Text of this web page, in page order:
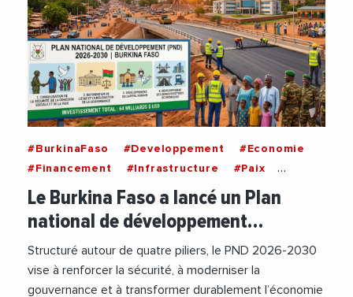
#BurkinaFaso #Developpement
#Economie
#Financement
#Infrastructure
#Paix
#Securite
#Social
Le Burkina Faso a lancé un Plan
national de développement…
Structuré autour de quatre piliers, le PND 2026-2030
vise à renforcer la sécurité, à moderniser la
gouvernance et à transformer durablement l’économie